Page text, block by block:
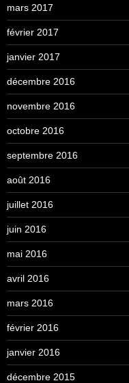
mars 2017
février 2017
janvier 2017
décembre 2016
novembre 2016
octobre 2016
septembre 2016
août 2016
juillet 2016
juin 2016
mai 2016
avril 2016
mars 2016
février 2016
janvier 2016
décembre 2015